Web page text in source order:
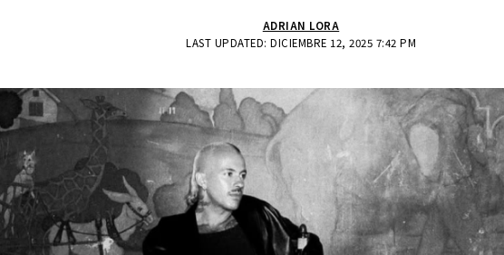
LAST UPDATED: DICIEMBRE 12, 2025 7:42 PM
ADRIAN LORA